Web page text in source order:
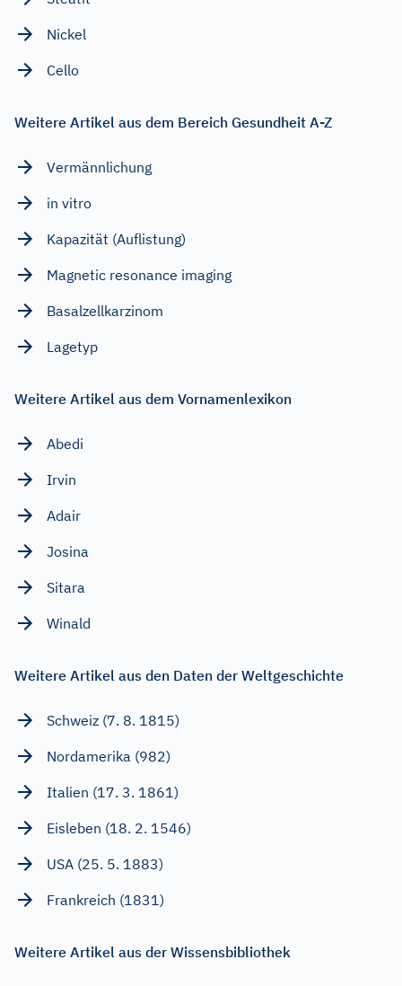
Nickel
Cello
Weitere Artikel aus dem Bereich Gesundheit A-Z
Vermännlichung
in vitro
Kapazität (Auflistung)
Magnetic resonance imaging
Basalzellkarzinom
Lagetyp
Weitere Artikel aus dem Vornamenlexikon
Abedi
Irvin
Adair
Josina
Sitara
Winald
Weitere Artikel aus den Daten der Weltgeschichte
Schweiz (7. 8. 1815)
Nordamerika (982)
Italien (17. 3. 1861)
Eisleben (18. 2. 1546)
USA (25. 5. 1883)
Frankreich (1831)
Weitere Artikel aus der Wissensbibliothek